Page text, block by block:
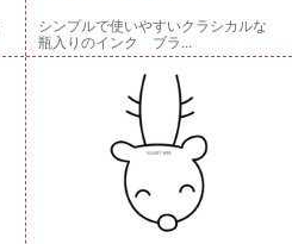
シンプルで使いやすいクラシカルな
瓶入りのインク ブラ...